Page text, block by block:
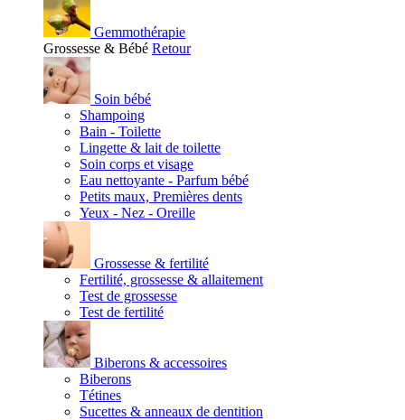
Gemmothérapie
Grossesse & Bébé Retour
Soin bébé
Shampoing
Bain - Toilette
Lingette & lait de toilette
Soin corps et visage
Eau nettoyante - Parfum bébé
Petits maux, Premières dents
Yeux - Nez - Oreille
Grossesse & fertilité
Fertilité, grossesse & allaitement
Test de grossesse
Test de fertilité
Biberons & accessoires
Biberons
Tétines
Sucettes & anneaux de dentition